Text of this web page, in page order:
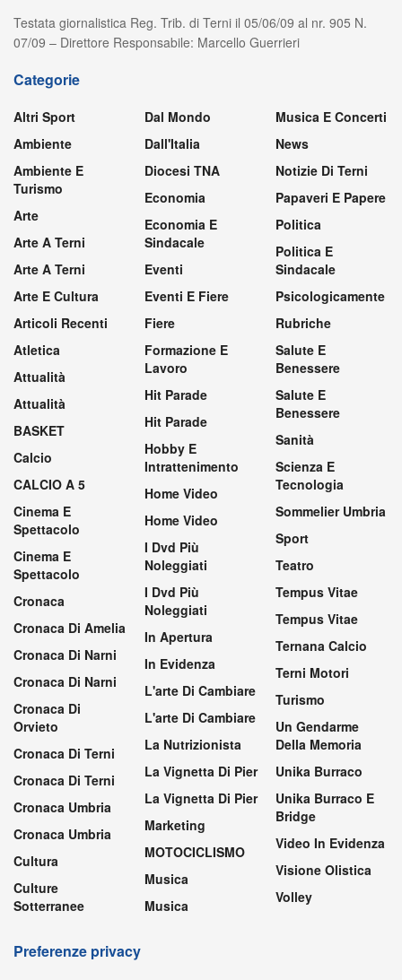
Testata giornalistica Reg. Trib. di Terni il 05/06/09 al nr. 905 N.
07/09 – Direttore Responsabile: Marcello Guerrieri
Categorie
Altri Sport
Ambiente
Ambiente E
Turismo
Arte
Arte A Terni
Arte A Terni
Arte E Cultura
Articoli Recenti
Atletica
Attualità
Attualità
BASKET
Calcio
CALCIO A 5
Cinema E
Spettacolo
Cinema E
Spettacolo
Cronaca
Cronaca Di Amelia
Cronaca Di Narni
Cronaca Di Narni
Cronaca Di
Orvieto
Cronaca Di Terni
Cronaca Di Terni
Cronaca Umbria
Cronaca Umbria
Cultura
Culture
Sotterranee
Dal Mondo
Dall'Italia
Diocesi TNA
Economia
Economia E
Sindacale
Eventi
Eventi E Fiere
Fiere
Formazione E
Lavoro
Hit Parade
Hit Parade
Hobby E
Intrattenimento
Home Video
Home Video
I Dvd Più
Noleggiati
I Dvd Più
Noleggiati
In Apertura
In Evidenza
L'arte Di Cambiare
L'arte Di Cambiare
La Nutrizionista
La Vignetta Di Pier
La Vignetta Di Pier
Marketing
MOTOCICLISMO
Musica
Musica
Musica E Concerti
News
Notizie Di Terni
Papaveri E Papere
Politica
Politica E
Sindacale
Psicologicamente
Rubriche
Salute E
Benessere
Salute E
Benessere
Sanità
Scienza E
Tecnologia
Sommelier Umbria
Sport
Teatro
Tempus Vitae
Tempus Vitae
Ternana Calcio
Terni Motori
Turismo
Un Gendarme
Della Memoria
Unika Burraco
Unika Burraco E
Bridge
Video In Evidenza
Visione Olistica
Volley
Preferenze privacy